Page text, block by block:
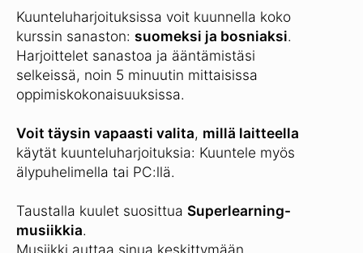
Kuunteluharjoituksissa voit kuunnella koko
kurssin sanaston: suomeksi ja bosniaksi.
Harjoittelet sanastoa ja ääntämistäsi
selkeissä, noin 5 minuutin mittaisissa
oppimiskokonaisuuksissa.
Voit täysin vapaasti valita, millä laitteella
käytät kuunteluharjoituksia: Kuuntele myös
älypuhelimella tai PC:llä.
Taustalla kuulet suosittua Superlearning-
musiikkia.
Musiikki auttaa sinua keskittymään